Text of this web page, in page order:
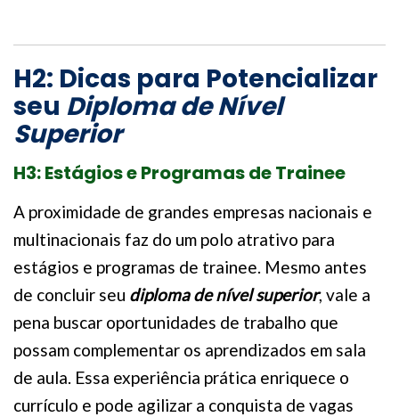
H2: Dicas para Potencializar
seu Diploma de Nível
Superior
H3: Estágios e Programas de Trainee
A proximidade de grandes empresas nacionais e
multinacionais faz do um polo atrativo para
estágios e programas de trainee. Mesmo antes
de concluir seu diploma de nível superior, vale a
pena buscar oportunidades de trabalho que
possam complementar os aprendizados em sala
de aula. Essa experiência prática enriquece o
currículo e pode agilizar a conquista de vagas